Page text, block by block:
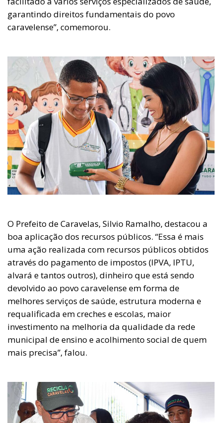
garantindo direitos fundamentais do povo
caravelense”, comemorou.
O Prefeito de Caravelas, Silvio Ramalho, destacou a
boa aplicação dos recursos públicos. “Essa é mais
uma ação realizada com recursos públicos obtidos
através do pagamento de impostos (IPVA, IPTU,
alvará e tantos outros), dinheiro que está sendo
devolvido ao povo caravelense em forma de
melhores serviços de saúde, estrutura moderna e
requalificada em creches e escolas, maior
investimento na melhoria da qualidade da rede
municipal de ensino e acolhimento social de quem
mais precisa”, falou.